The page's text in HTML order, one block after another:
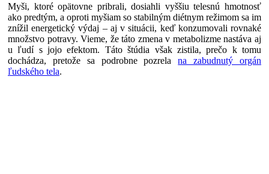
Myši, ktoré opätovne pribrali, dosiahli vyššiu telesnú hmotnosť
ako predtým, a oproti myšiam so stabilným diétnym režimom sa im
znížil energetický výdaj – aj v situácii, keď konzumovali rovnaké
množstvo potravy. Vieme, že táto zmena v metabolizme nastáva aj
u ľudí s jojo efektom. Táto štúdia však zistila, prečo k tomu
dochádza, pretože sa podrobne pozrelana zabudnutý orgán
ľudského tela.